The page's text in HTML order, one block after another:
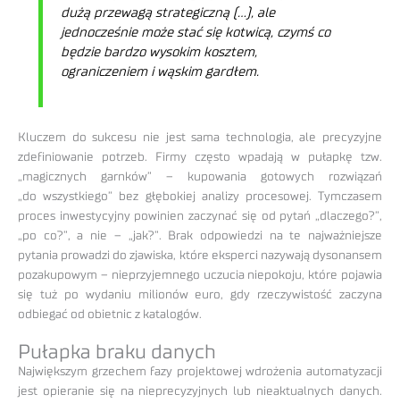
dużą przewagą strategiczną (…), ale
jednocześnie może stać się kotwicą, czymś co
będzie bardzo wysokim kosztem,
ograniczeniem i wąskim gardłem.
Kluczem do sukcesu nie jest sama technologia, ale precyzyjne
zdefiniowanie potrzeb. Firmy często wpadają w pułapkę tzw.
„magicznych garnków” – kupowania gotowych rozwiązań
„do wszystkiego” bez głębokiej analizy procesowej. Tymczasem
proces inwestycyjny powinien zaczynać się od pytań „dlaczego?”,
„po co?”, a nie – „jak?”. Brak odpowiedzi na te najważniejsze
pytania prowadzi do zjawiska, które eksperci nazywają dysonansem
pozakupowym – nieprzyjemnego uczucia niepokoju, które pojawia
się tuż po wydaniu milionów euro, gdy rzeczywistość zaczyna
odbiegać od obietnic z katalogów.
Pułapka braku danych
Największym grzechem fazy projektowej wdrożenia automatyzacji
jest opieranie się na nieprecyzyjnych lub nieaktualnych danych.